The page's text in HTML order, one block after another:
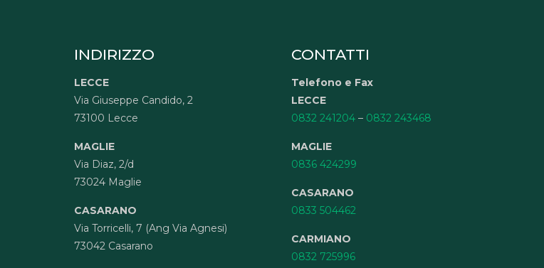
INDIRIZZO
LECCE
Via Giuseppe Candido, 2
73100 Lecce
MAGLIE
Via Diaz, 2/d
73024 Maglie
CASARANO
Via Torricelli, 7 (Ang Via Agnesi)
73042 Casarano
CONTATTI
Telefono e Fax
LECCE
0832 241204 – 0832 243468
MAGLIE
0836 424299
CASARANO
0833 504462
CARMIANO
0832 725996